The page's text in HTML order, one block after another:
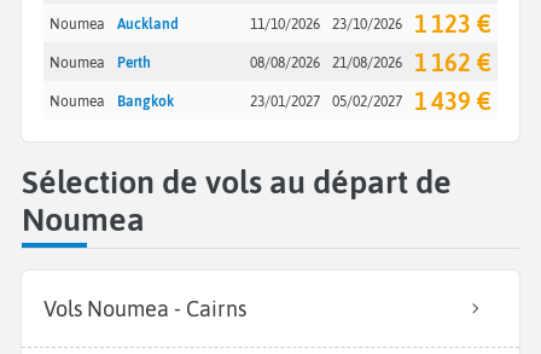
Noumea Auckland 11/10/2026 23/10/2026 1 123 €
Noumea Perth 08/08/2026 21/08/2026 1 162 €
Noumea Bangkok 23/01/2027 05/02/2027 1 439 €
Sélection de vols au départ de
Noumea
Vols Noumea - Cairns